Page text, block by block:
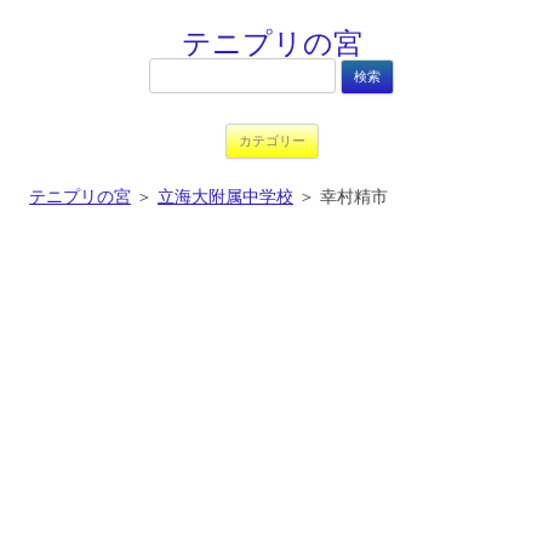
テニプリの宮
検
カテゴリー
テニプリの宮 ＞ 立海大附属中学校 ＞ 幸村精市